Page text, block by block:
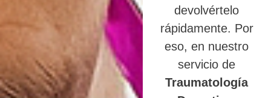
devolvértelo
rápidamente. Por
eso, en nuestro
servicio de
Traumatología